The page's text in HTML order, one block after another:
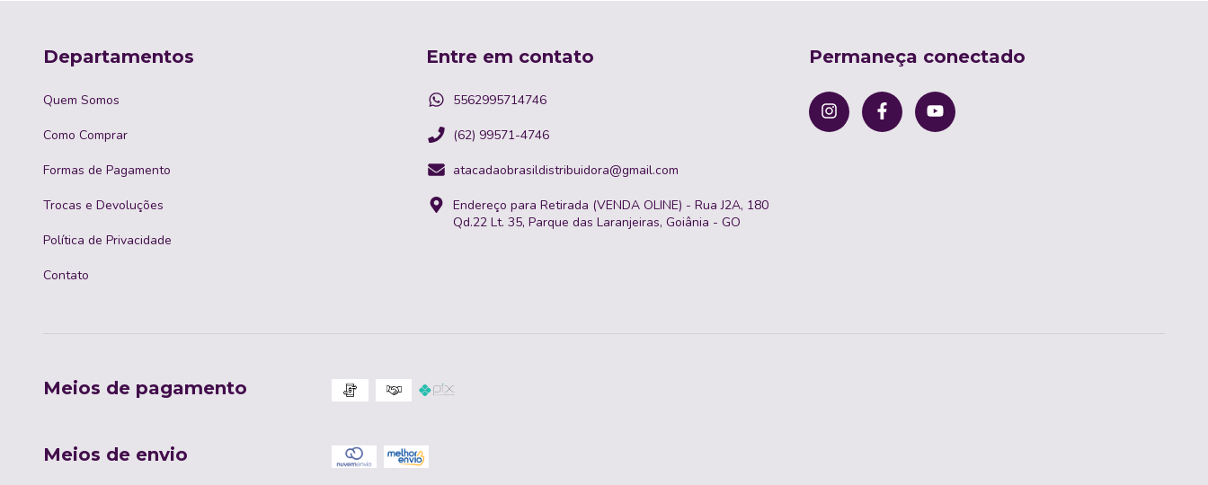
Departamentos
Quem Somos
Como Comprar
Formas de Pagamento
Trocas e Devoluções
Política de Privacidade
Contato
Entre em contato
5562995714746
(62) 99571-4746
atacadaobrasildistribuidora@gmail.com
Endereço para Retirada (VENDA OLINE) - Rua J2A, 180
Qd.22 Lt. 35, Parque das Laranjeiras, Goiânia - GO
Permaneça conectado
Meios de pagamento
Meios de envio